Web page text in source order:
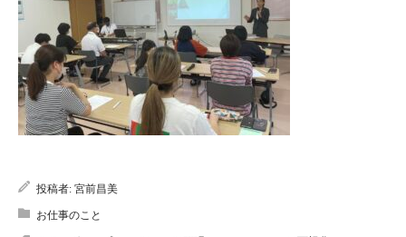
投稿者: 宮前昌美
お仕事のこと